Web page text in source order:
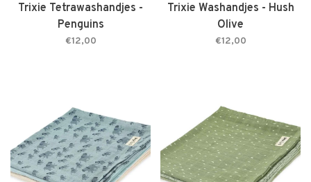
Trixie Tetrawashandjes -
Penguins
€12,00
Trixie Washandjes - Hush
Olive
€12,00